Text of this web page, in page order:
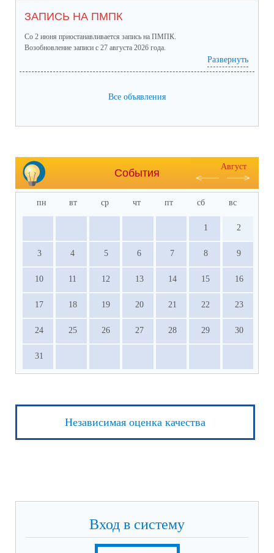
ЗАПИСЬ НА ПМПК
Со 2 июня приостанавливается запись на ПМПК.
Возобновление записи с 27 августа 2026 года.
Развернуть
Все объявления
События
Август
пн вт ср чт пт сб вс
1 2
3 4 5 6 7 8 9
10 11 12 13 14 15 16
17 18 19 20 21 22 23
24 25 26 27 28 29 30
31
Независимая оценка качества
Вход в систему